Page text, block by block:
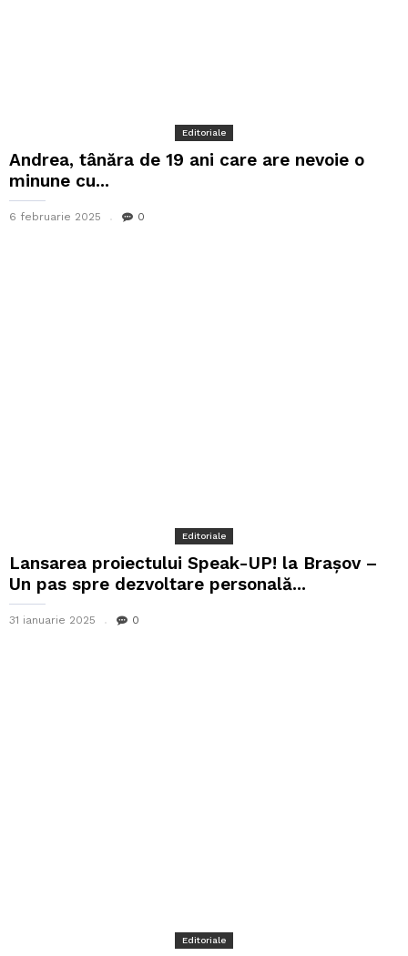
Editoriale
Andrea, tânăra de 19 ani care are nevoie o
minune cu...
6 februarie 2025 0
Editoriale
Lansarea proiectului Speak-UP! la Brașov –
Un pas spre dezvoltare personală...
31 ianuarie 2025 0
Editoriale